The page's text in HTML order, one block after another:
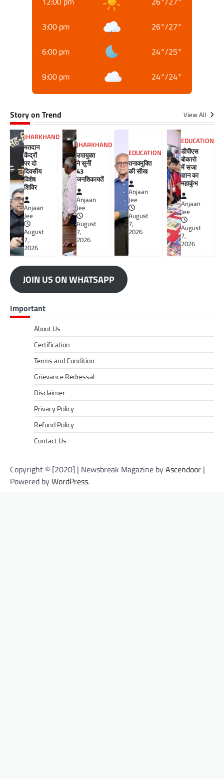
3:00 pm 26°/27°
6:00 pm 24°/25°
9:00 pm 24°/24°
Story on Trend View All
JHARKHAND
मतदान
केंद्रों
पर दो
दिवसीय
विशेष
शिविर
Anjaan
Jee
August
7,
2026
JHARKHAND
उपायुक्त
ने सुनीं
43
जनशिकायतें
Anjaan
Jee
August
7,
2026
EDUCATION
तनावमुक्ति
की सीख
Anjaan
Jee
August
7,
2026
EDUCATION
डीपीएस
बोकारो
में सजा
ज्ञान का
महाकुंभ
Anjaan
Jee
August
7,
2026
JOIN US ON WHATSAPP
Important
About Us
Certification
Terms and Condition
Grievance Redressal
Disclaimer
Privacy Policy
Refund Policy
Contact Us
Copyright © [2020] | Newsbreak Magazine byAscendoor |
Powered byWordPress.